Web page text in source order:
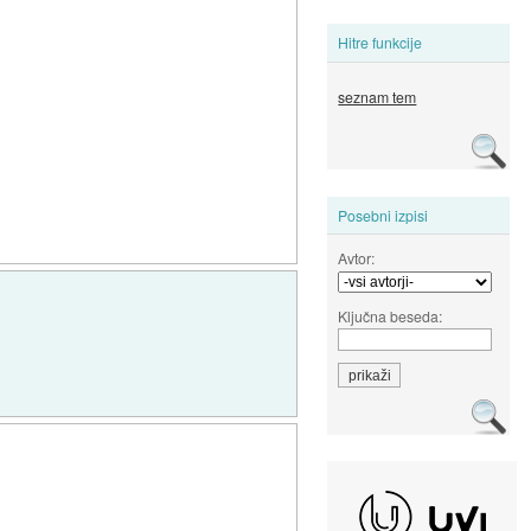
Hitre funkcije
seznam tem
Posebni izpisi
Avtor:
Ključna beseda: